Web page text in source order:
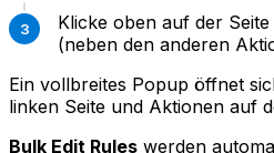
Klicke oben auf der
(neben den anderen
Ein vollbreites Popup öffnet
linken Seite und Aktionen auf
Bulk Edit Rules werden